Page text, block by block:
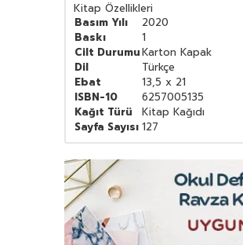
Kitap Özellikleri
Basım Yılı
2020
Baskı
1
Cilt DurumuKarton Kapak
Dil
Türkçe
Ebat
13,5 x 21
ISBN-10
6257005135
Kağıt Türü
Kitap Kağıdı
Sayfa Sayısı 127